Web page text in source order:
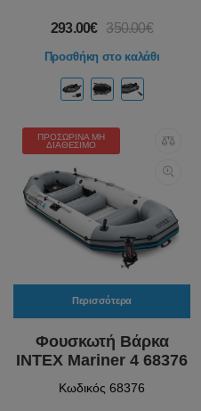
293.00€ 350.00€
Προσθήκη στο καλάθι
ΠΡΟΣΩΡΙΝΆ ΜΗ
ΔΙΑΘΈΣΙΜΟ
Περισσότερα
Φουσκωτή Βάρκα
INTEX Mariner 4 68376
Κωδικός 68376